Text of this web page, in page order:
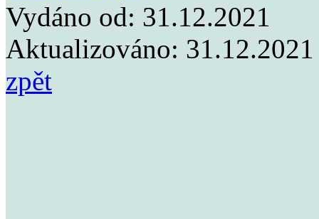
Vydáno od: 31.12.2021
Aktualizováno: 31.12.2021
zpět